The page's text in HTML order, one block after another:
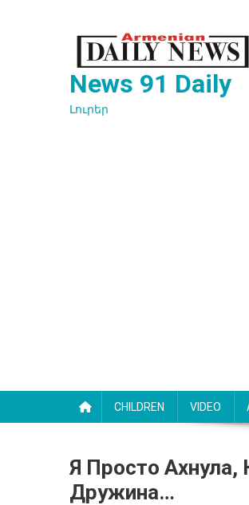
News 91 Daily
Լուրեր
CHILDREN VIDEO
Я Просто Ахнула,
Дружина…